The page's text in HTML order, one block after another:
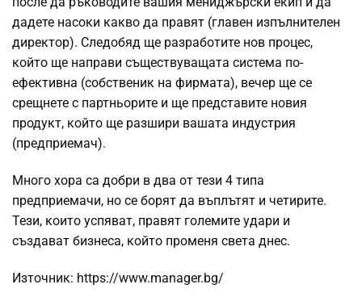
дадете насоки какво да правят (главен изпълнителен
директор). Следобяд ще разработите нов процес,
който ще направи съществуващата система по-
ефективна (собственик на фирмата), вечер ще се
срещнете с партньорите и ще представите новия
продукт, който ще разшири вашата индустрия
(предприемач).
Много хора са добри в два от тези 4 типа
предприемачи, но се борят да въплътят и четирите.
Тези, които успяват, правят големите удари и
създават бизнеса, който променя света днес.
Източник: https://www.manager.bg/